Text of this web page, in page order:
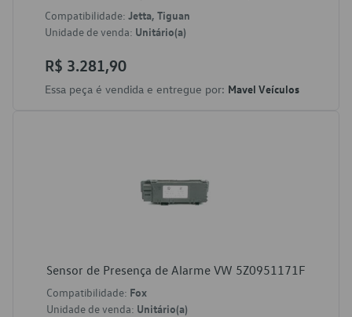
Compatibilidade: Jetta, Tiguan
Unidade de venda: Unitário(a)
R$ 3.281,90
Essa peça é vendida e entregue por: Mavel Veículos
Sensor de Presença de Alarme VW 5Z0951171F
Compatibilidade: Fox
Unidade de venda: Unitário(a)